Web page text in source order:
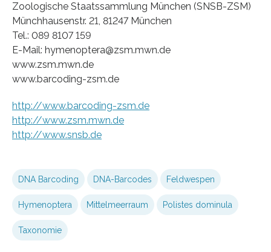
Zoologische Staatssammlung München (SNSB-ZSM)
Münchhausenstr. 21, 81247 München
Tel.: 089 8107 159
E-Mail: hymenoptera@zsm.mwn.de
www.zsm.mwn.de
www.barcoding-zsm.de
http://www.barcoding-zsm.de
http://www.zsm.mwn.de
http://www.snsb.de
DNA Barcoding DNA-Barcodes Feldwespen
Hymenoptera Mittelmeerraum Polistes dominula
Taxonomie